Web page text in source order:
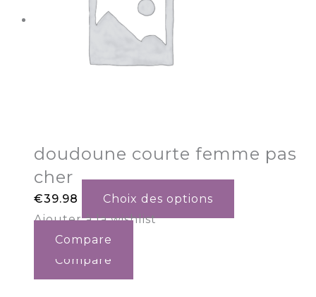
doudoune courte femme pas
cher
€39.98
Choix des options
Ajouter à la wishlist
Compare
Compare